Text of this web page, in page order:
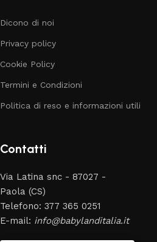
Dicono di noi
Privacy policy
Cookie Policy
Termini e Condizioni
Politica di reso e informazioni utili
Contatti
Via Latina snc - 87027 -
Paola (CS)
Telefono: 377 365 0251
E-mail: info@babylanditalia.it